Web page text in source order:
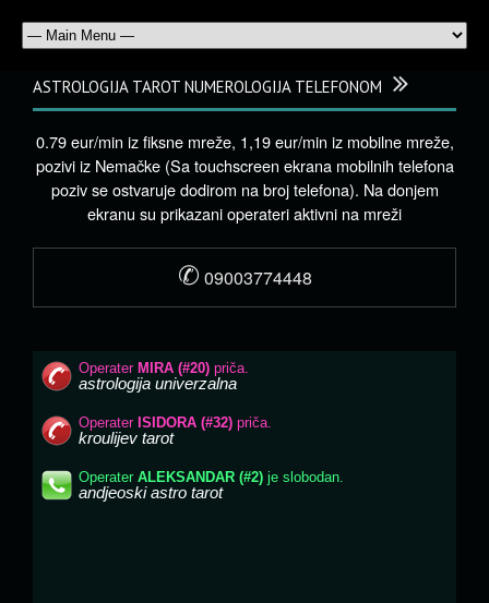
ASTROLOGIJA TAROT NUMEROLOGIJA TELEFONOM
0.79 eur/min iz fiksne mreže, 1,19 eur/min iz mobilne mreže,
pozivi iz Nemačke (Sa touchscreen ekrana mobilnih telefona
poziv se ostvaruje dodirom na broj telefona). Na donjem
ekranu su prikazani operateri aktivni na mreži
✆ 09003774448